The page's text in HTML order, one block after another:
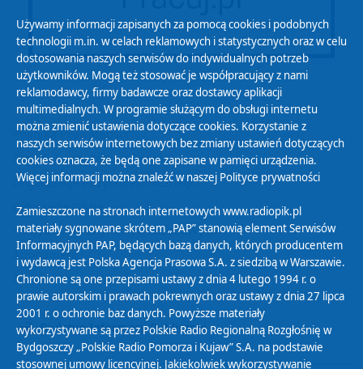
Polityka Prywatności
Zasady korzystania z Serwisu
Organizacje Pożytku Publicznego
Cyfryzacja DAB+
Polityka ochrony danych osobowych
Abonament
Zamówienia publiczne
Biuletyn Informacji Publicznej
Używamy informacji zapisanych za pomocą cookies i podobnych
technologii m.in. w celach reklamowych i statystycznych oraz w celu
dostosowania naszych serwisów do indywidualnych potrzeb
użytkowników. Mogą też stosować je współpracujący z nami
reklamodawcy, firmy badawcze oraz dostawcy aplikacji
multimedialnych. W programie służącym do obsługi internetu
można zmienić ustawienia dotyczące cookies. Korzystanie z
naszych serwisów internetowych bez zmiany ustawień dotyczących
cookies oznacza, że będą one zapisane w pamięci urządzenia.
Więcej informacji można znaleźć w naszej Polityce prywatności
Zamieszczone na stronach internetowych www.radiopik.pl
materiały sygnowane skrótem „PAP” stanowią element Serwisów
Informacyjnych PAP, będących bazą danych, których producentem
i wydawcą jest Polska Agencja Prasowa S.A. z siedzibą w Warszawie.
Chronione są one przepisami ustawy z dnia 4 lutego 1994 r. o
prawie autorskim i prawach pokrewnych oraz ustawy z dnia 27 lipca
2001 r. o ochronie baz danych. Powyższe materiały
wykorzystywane są przez Polskie Radio Regionalną Rozgłośnię w
Bydgoszczy „Polskie Radio Pomorza i Kujaw” S.A. na podstawie
stosownej umowy licencyjnej. Jakiekolwiek wykorzystywanie